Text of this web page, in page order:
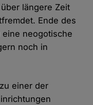
längere Zeit
Ende des
eine neogotische
noch in
einer der